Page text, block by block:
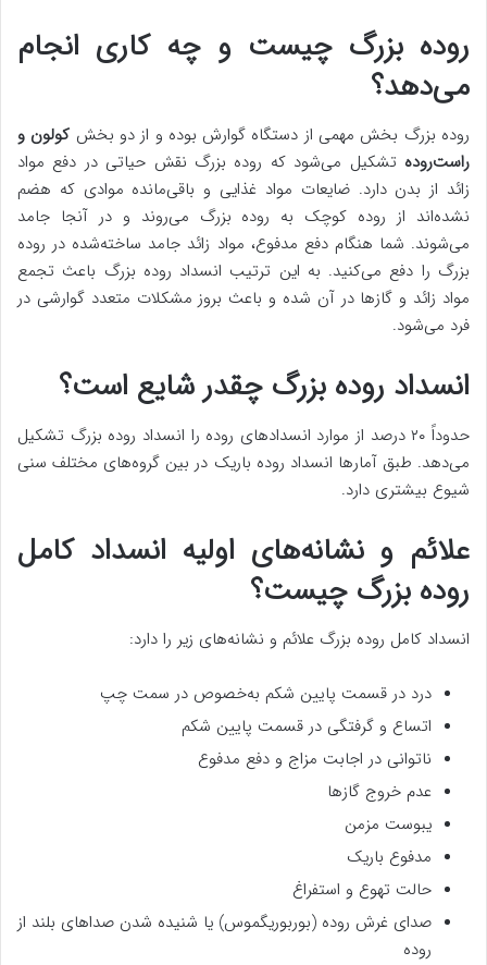
روده بزرگ چیست و چه کاری انجام
می‌دهد؟
روده بزرگ بخش مهمی از دستگاه گوارش بوده و از دو بخش کولون و
راست‌روده تشکیل می‌شود که روده بزرگ نقش حیاتی در دفع مواد
زائد از بدن دارد. ضایعات مواد غذایی و باقی‌مانده موادی که هضم
نشده‌اند از روده کوچک به روده بزرگ می‌روند و در آنجا جامد
می‌شوند. شما هنگام دفع مدفوع، مواد زائد جامد ساخته‌شده در روده
بزرگ را دفع می‌کنید. به این ترتیب انسداد روده بزرگ باعث تجمع
مواد زائد و گازها در آن شده و باعث بروز مشکلات متعدد گوارشی در
فرد می‌شود.
انسداد روده بزرگ چقدر شایع است؟
حدوداً ۲۰ درصد از موارد انسدادهای روده را انسداد روده بزرگ تشکیل
می‌دهد. طبق آمارها انسداد روده باریک در بین گروه‌های مختلف سنی
شیوع بیشتری دارد.
علائم و نشانه‌های اولیه انسداد کامل
روده بزرگ چیست؟
انسداد کامل روده بزرگ علائم و نشانه‌های زیر را دارد:
درد در قسمت پایین شکم به‌خصوص در سمت چپ
اتساع و گرفتگی در قسمت پایین شکم
ناتوانی در اجابت مزاج و دفع مدفوع
عدم خروج گازها
یبوست مزمن
مدفوع باریک
حالت تهوع و استفراغ
صدای غرش روده (بوربوریگموس) یا شنیده شدن صداهای بلند از
روده